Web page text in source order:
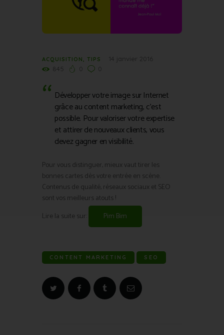
ACQUISITION, TIPS
Développer votre image sur Internet
grâce au content marketing, c’est
possible. Pour valoriser votre expertise
et attirer de nouveaux clients, vous
devez gagner en visibilité.
Pour vous distinguer, mieux vaut tirer les
bonnes cartes dès votre entrée en scène.
Contenus de qualité, réseaux sociaux et SEO
sont vos meilleurs atouts !
Lire la suite sur:
Pim Bim
CONTENT MARKETING SEO